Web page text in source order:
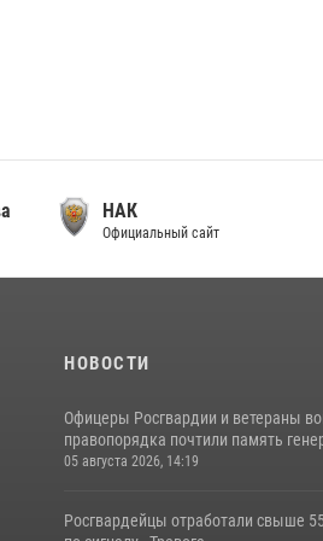
НАК
Официальный сайт
НОВОСТИ
Офицеры Росгвардии и ветераны
правопорядка почтили память
05 августа 2026, 14:19
Росгвардейцы отработали свыше